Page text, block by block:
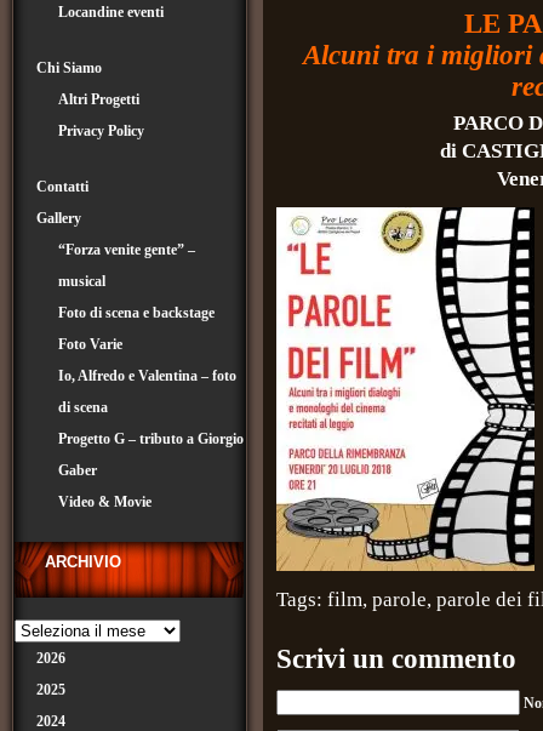
Locandine eventi
Chi Siamo
Altri Progetti
Privacy Policy
Contatti
Gallery
“Forza venite gente” –
musical
Foto di scena e backstage
Foto Varie
Io, Alfredo e Valentina – foto
di scena
Progetto G – tributo a Giorgio
Gaber
Video & Movie
ARCHIVIO
2026
2025
2024
LE
Alcuni tra i migliori
PARCO
di
Tags: film, parole, parole dei
Scrivi un commento